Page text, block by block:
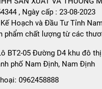
, Ngày cấp : 23-08-2023
Hoạch và Đầu Tư Tỉnh
phẩm chất lượng từ các
BT2-05 Đường D4 khu đô
phố Nam Định, Nam Định
0962458888